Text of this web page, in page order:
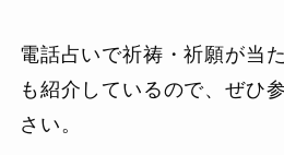
電話占いで祈祷・祈願が当
も紹介しているので、ぜひ
さい。